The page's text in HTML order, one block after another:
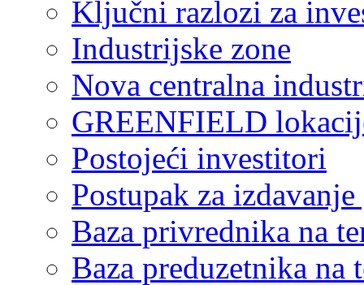
Ključni razlozi za
Industrijske zone
Nova centralna
GREENFIELD
Postojeći investitori
Postupak za
Baza privrednika na
Baza preduzetnika